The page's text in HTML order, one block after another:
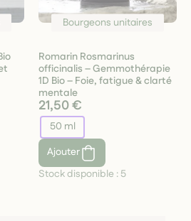
Bourgeons unitaires
Romarin Rosmarinus
officinalis – Gemmothérapie
1D Bio – Foie, fatigue & clarté
mentale
21,50 €
50 ml
Ajouter
Stock disponible : 5